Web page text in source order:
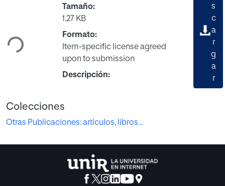
Cargando...
Tamaño:
1.27 KB
Formato:
Item-specific license agreed
upon to submission
Descripción:
s
c
a
r
g
a
r
Colecciones
Otras Publicaciones: artículos, libros...